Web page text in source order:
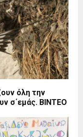
όλη την
σ΄εμάς. ΒΙΝΤΕΟ